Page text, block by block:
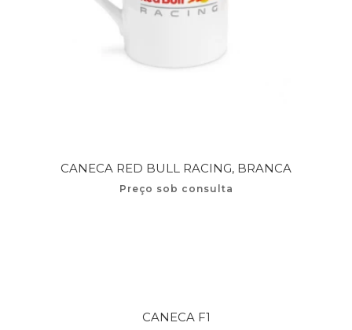
CANECA RED BULL RACING, BRANCA
Preço sob consulta
CANECA F1